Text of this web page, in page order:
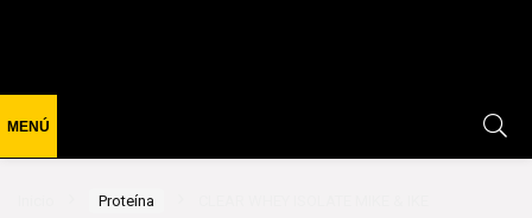
Proteína